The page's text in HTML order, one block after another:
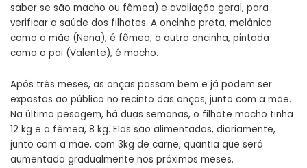
saber se são macho ou fêmea) e avaliação geral, para
verificar a saúde dos filhotes. A oncinha preta, melânica
como a mãe (Nena), é fêmea; a outra oncinha, pintada
como o pai (Valente), é macho.
Após três meses, as onças passam bem e já podem ser
expostas ao público no recinto das onças, junto com a mãe.
Na última pesagem, há duas semanas, o filhote macho tinha
12 kg e a fêmea, 8 kg. Elas são alimentadas, diariamente,
junto com a mãe, com 3kg de carne, quantia que será
aumentada gradualmente nos próximos meses.